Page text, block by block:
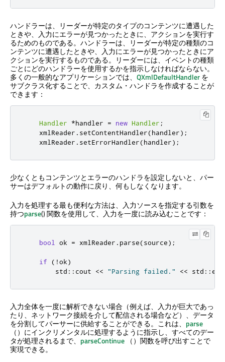
ハンドラーは、リーダーが特定のタイプのコンテンツに遭遇した
ときや、入力にエラーが見つかったときに、アクションを実行す
るためのものである。ハンドラーは、リーダーが特定の種類のコ
ンテンツに遭遇したときや、入力にエラーが見つかったときにア
クションを実行するものである。リーダーには、イベントの種類
ごとにどのハンドラーを使用するかを指示しなければならない。
多くの一般的なアプリケーションでは、 QXmlDefaultHandlerを
サブクラス化することで、カスタム・ハンドラを作成することが
できます：
Handler *handler = new Handler ;
    xmlReader
. setContentHandler(handler);
    xmlReader
. setErrorHandler(handler);
少なくともコンテンツとエラーのハンドラを設定しないと、パー
サーはデフォルトの動作に戻り、何もしなくなります。
入力を処理する最も便利な方法は、入力ソースを指定する引数を
持つparse() 関数を使用して、入力を一度に読み込むことです：
bool ok = xmlReader . parse(source);
if ( !ok)
        std
:: cout << "Parsing failed." << std ::
入力全体を一度に解析できない場合（例えば、入力が巨大であっ
たり、ネットワーク接続を介して配信される場合など）、データ
を分割してパーサーに供給することができる。これは、 parse
（）にインクリメンタルに処理するように指示し、すべてのデー
タが処理されるまで、 parseContinue （）関数を呼び出すことで
実現できる。